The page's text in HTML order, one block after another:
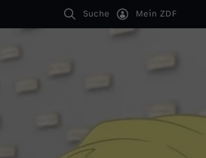
Suche Mein ZDF